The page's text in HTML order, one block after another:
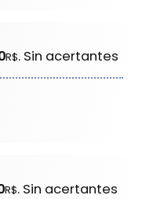
R$. Sin acertantes
R$. Sin acertantes